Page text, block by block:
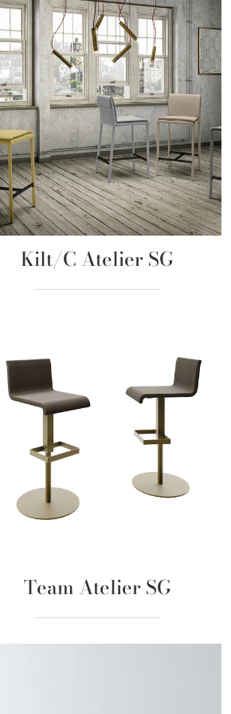
Kilt/C Atelier SG
Team Atelier SG